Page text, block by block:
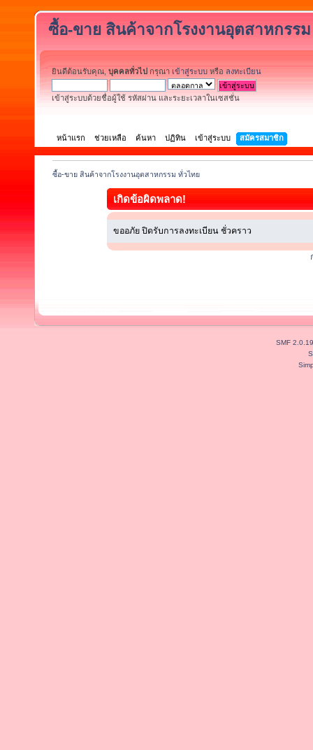
ซื้อ-ขาย สินค้าจากโรงงานอุตสาหกรร
ยินดีต้อนรับคุณ, บุคคลทั่วไป กรุณา เข้าสู่ระบบ หรือ ลงทะเบียน
เข้าสู่ระบบด้วยชื่อผู้ใช้ รหัสผ่าน และระยะเวลาในเซสชั่น
หน้าแรก ช่วยเหลือ ค้นหา ปฏิทิน เข้าสู่ระบบ สมัครสมาชิก
ซื้อ-ขาย สินค้าจากโรงงานอุตสาหกรรม ทั่วไทย
เกิดข้อผิดพลาด!
ขออภัย ปิดรับการลงทะเบียน ชั่วคราว
SMF 2.0.19